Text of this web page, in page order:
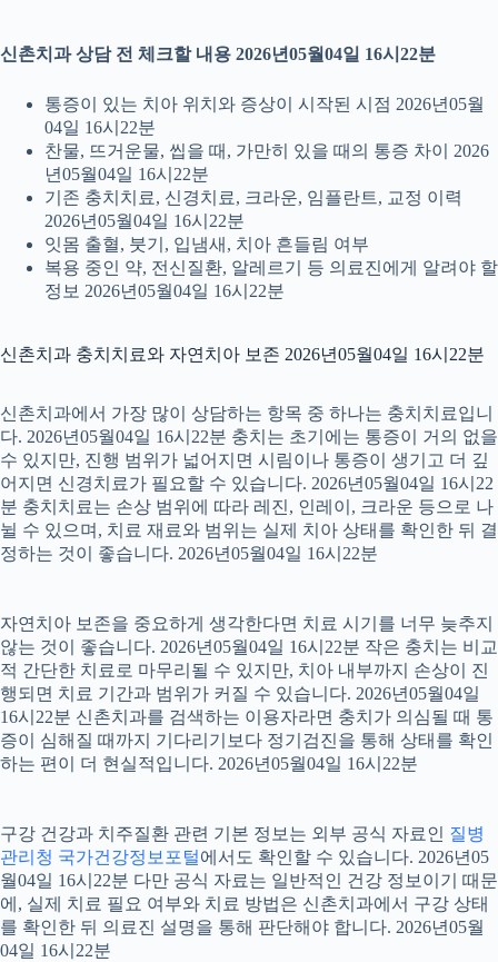
신촌치과 상담 전 체크할 내용 2026년05월04일 16시22분
통증이 있는 치아 위치와 증상이 시작된 시점 2026년05월
04일 16시22분
찬물, 뜨거운물, 씹을 때, 가만히 있을 때의 통증 차이 2026
년05월04일 16시22분
기존 충치치료, 신경치료, 크라운, 임플란트, 교정 이력
2026년05월04일 16시22분
잇몸 출혈, 붓기, 입냄새, 치아 흔들림 여부
복용 중인 약, 전신질환, 알레르기 등 의료진에게 알려야 할
정보 2026년05월04일 16시22분
신촌치과 충치치료와 자연치아 보존 2026년05월04일 16시22분
신촌치과에서 가장 많이 상담하는 항목 중 하나는 충치치료입니
다. 2026년05월04일 16시22분 충치는 초기에는 통증이 거의 없을
수 있지만, 진행 범위가 넓어지면 시림이나 통증이 생기고 더 깊
어지면 신경치료가 필요할 수 있습니다. 2026년05월04일 16시22
분 충치치료는 손상 범위에 따라 레진, 인레이, 크라운 등으로 나
뉠 수 있으며, 치료 재료와 범위는 실제 치아 상태를 확인한 뒤 결
정하는 것이 좋습니다. 2026년05월04일 16시22분
자연치아 보존을 중요하게 생각한다면 치료 시기를 너무 늦추지
않는 것이 좋습니다. 2026년05월04일 16시22분 작은 충치는 비교
적 간단한 치료로 마무리될 수 있지만, 치아 내부까지 손상이 진
행되면 치료 기간과 범위가 커질 수 있습니다. 2026년05월04일
16시22분 신촌치과를 검색하는 이용자라면 충치가 의심될 때 통
증이 심해질 때까지 기다리기보다 정기검진을 통해 상태를 확인
하는 편이 더 현실적입니다. 2026년05월04일 16시22분
구강 건강과 치주질환 관련 기본 정보는 외부 공식 자료인 질병
관리청 국가건강정보포털에서도 확인할 수 있습니다. 2026년05
월04일 16시22분 다만 공식 자료는 일반적인 건강 정보이기 때문
에, 실제 치료 필요 여부와 치료 방법은 신촌치과에서 구강 상태
를 확인한 뒤 의료진 설명을 통해 판단해야 합니다. 2026년05월
04일 16시22분